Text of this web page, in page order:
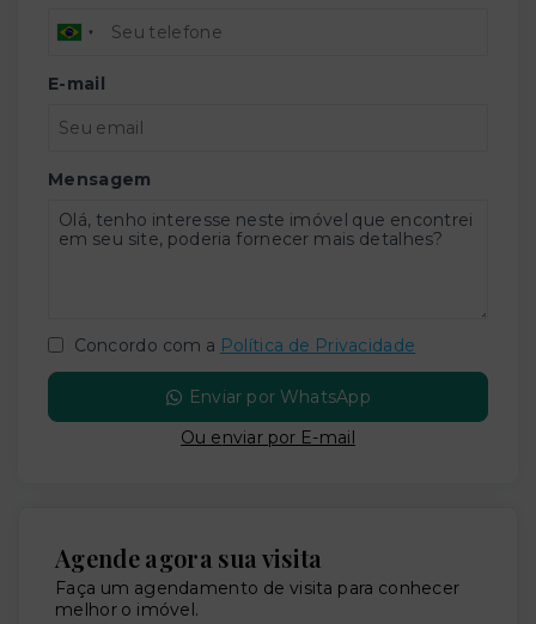
E-mail
Mensagem
Concordo com a Política de Privacidade
Enviar por WhatsApp
Ou enviar por E-mail
Agende agora sua visita
Faça um agendamento de visita para conhecer
melhor o imóvel.